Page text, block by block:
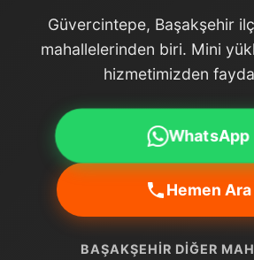
Güvercintepe, Başakşehir
mahallelerinden biri. Mini
hizmetimizden
WhatsApp
Hemen Ara
BAŞAKŞEHIR DIĞER